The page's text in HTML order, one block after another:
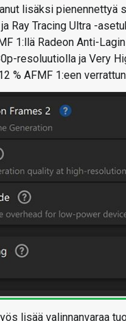
lisäksi pienennettyä
Ray Tracing Ultra -
1:llä Radeon Anti-
resoluutiolla ja Very
% AFMF 1:een
lisää valinnanvaraa